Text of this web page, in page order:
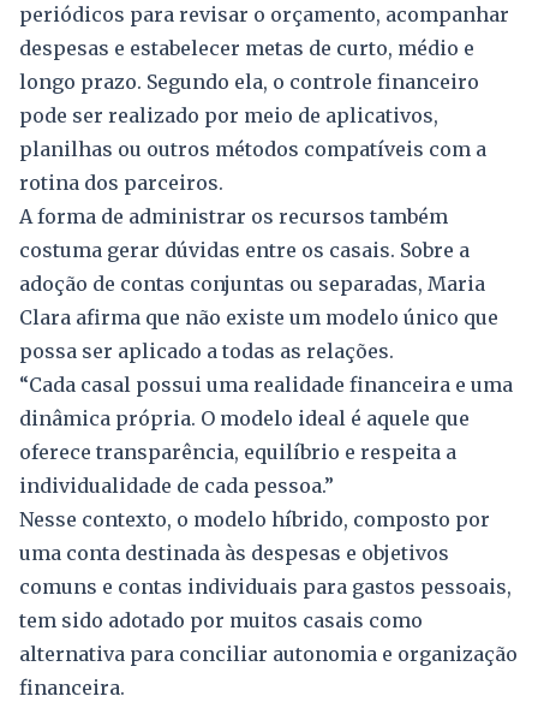
periódicos para revisar o orçamento, acompanhar
despesas e estabelecer metas de curto, médio e
longo prazo. Segundo ela, o controle financeiro
pode ser realizado por meio de aplicativos,
planilhas ou outros métodos compatíveis com a
rotina dos parceiros.
A forma de administrar os recursos também
costuma gerar dúvidas entre os casais. Sobre a
adoção de contas conjuntas ou separadas, Maria
Clara afirma que não existe um modelo único que
possa ser aplicado a todas as relações.
“Cada casal possui uma realidade financeira e uma
dinâmica própria. O modelo ideal é aquele que
oferece transparência, equilíbrio e respeita a
individualidade de cada pessoa.”
Nesse contexto, o modelo híbrido, composto por
uma conta destinada às despesas e objetivos
comuns e contas individuais para gastos pessoais,
tem sido adotado por muitos casais como
alternativa para conciliar autonomia e organização
financeira.